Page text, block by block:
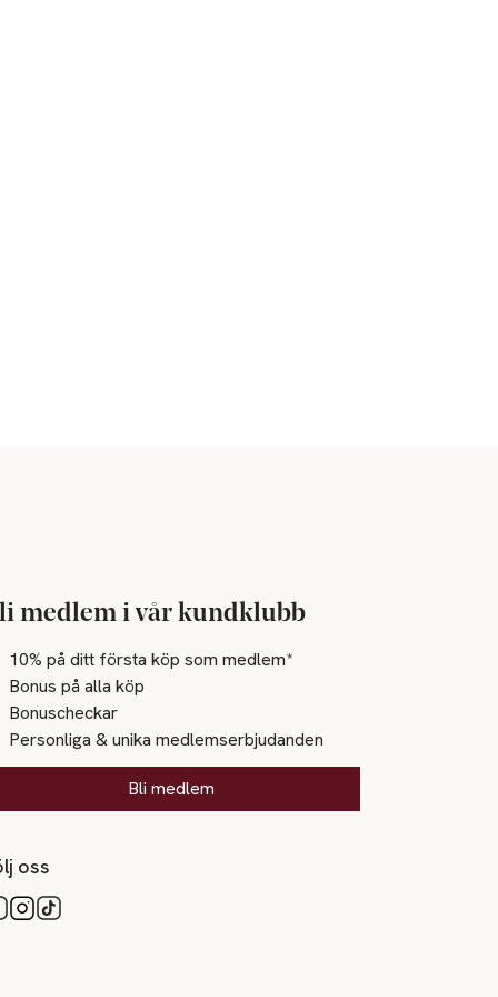
medlem i vår kundklubb
10% på ditt första köp som medlem*
Bonus på alla köp
Bonuscheckar
Personliga & unika medlemserbjudanden
Bli medlem
oss